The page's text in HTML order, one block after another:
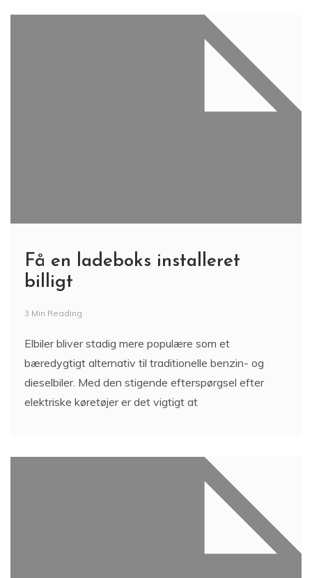
Få en ladeboks installeret
billigt
3 Min Reading
Elbiler bliver stadig mere populære som et
bæredygtigt alternativ til traditionelle benzin- og
dieselbiler. Med den stigende efterspørgsel efter
elektriske køretøjer er det vigtigt at